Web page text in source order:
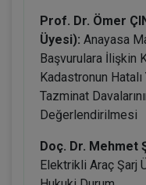
Prof. Dr. Ömer
Üyesi): Anayasa
Başvurulara İlişkin
Kadastronun Hatalı
Tazminat
Değerlendirilmesi
Doç. Dr. Mehmet
Elektrikli Araç Şarj